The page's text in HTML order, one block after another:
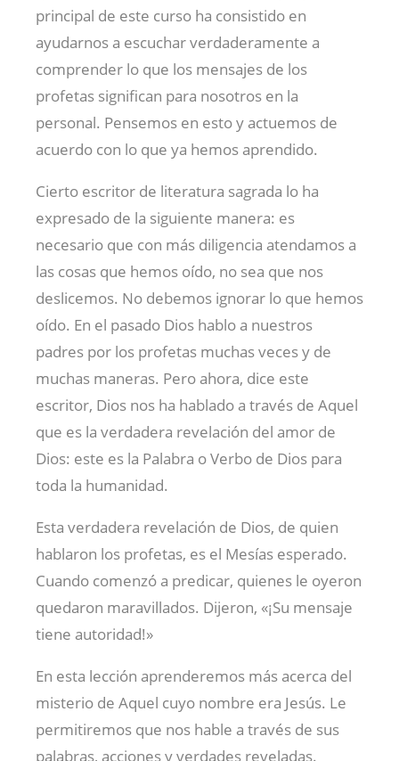
principal de este curso ha consistido en
ayudarnos a escuchar verdaderamente a
comprender lo que los mensajes de los
profetas significan para nosotros en la
personal. Pensemos en esto y actuemos de
acuerdo con lo que ya hemos aprendido.
Cierto escritor de literatura sagrada lo ha
expresado de la siguiente manera: es
necesario que con más diligencia atendamos a
las cosas que hemos oído, no sea que nos
deslicemos. No debemos ignorar lo que hemos
oído. En el pasado Dios hablo a nuestros
padres por los profetas muchas veces y de
muchas maneras. Pero ahora, dice este
escritor, Dios nos ha hablado a través de Aquel
que es la verdadera revelación del amor de
Dios: este es la Palabra o Verbo de Dios para
toda la humanidad.
Esta verdadera revelación de Dios, de quien
hablaron los profetas, es el Mesías esperado.
Cuando comenzó a predicar, quienes le oyeron
quedaron maravillados. Dijeron, «¡Su mensaje
tiene autoridad!»
En esta lección aprenderemos más acerca del
misterio de Aquel cuyo nombre era Jesús. Le
permitiremos que nos hable a través de sus
palabras, acciones y verdades reveladas.